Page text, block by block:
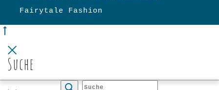
Fairytale Fashion
top
Suche